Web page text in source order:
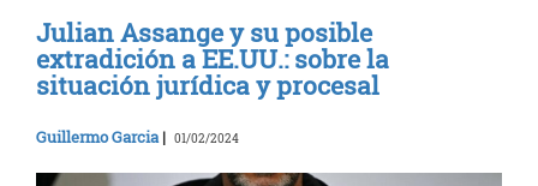
Julian Assange y su posible
extradición a EE.UU.: sobre la
situación jurídica y procesal
Guillermo Garcia | 01/02/2024